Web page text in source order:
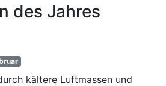
des Jahres
kältere Luftmassen und